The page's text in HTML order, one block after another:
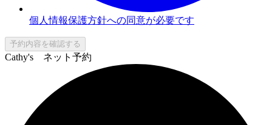
個人情報保護方針への同意が必要です
予約内容を確認する
Cathy's ネット予約